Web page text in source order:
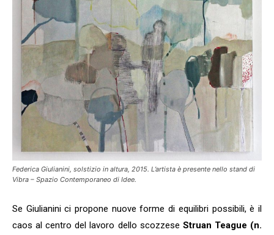
Federica Giulianini, solstizio in altura, 2015. L’artista è presente nello stand di
Vibra – Spazio Contemporaneo di Idee.
Se Giulianini ci propone nuove forme di equilibri possibili, è il
caos al centro del lavoro dello scozzese Struan Teague (n.